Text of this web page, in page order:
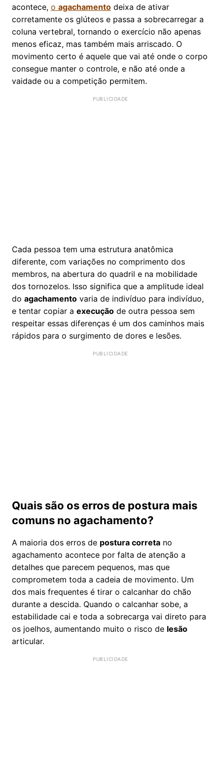
acontece, o agachamento deixa de ativar
corretamente os glúteos e passa a sobrecarregar a
coluna vertebral, tornando o exercício não apenas
menos eficaz, mas também mais arriscado. O
movimento certo é aquele que vai até onde o corpo
consegue manter o controle, e não até onde a
vaidade ou a competição permitem.
Cada pessoa tem uma estrutura anatômica
diferente, com variações no comprimento dos
membros, na abertura do quadril e na mobilidade
dos tornozelos. Isso significa que a amplitude ideal
do agachamento varia de indivíduo para indivíduo,
e tentar copiar a execução de outra pessoa sem
respeitar essas diferenças é um dos caminhos mais
rápidos para o surgimento de dores e lesões.
Quais são os erros de postura mais
comuns no agachamento?
A maioria dos erros de postura correta no
agachamento acontece por falta de atenção a
detalhes que parecem pequenos, mas que
comprometem toda a cadeia de movimento. Um
dos mais frequentes é tirar o calcanhar do chão
durante a descida. Quando o calcanhar sobe, a
estabilidade cai e toda a sobrecarga vai direto para
os joelhos, aumentando muito o risco de lesão
articular.